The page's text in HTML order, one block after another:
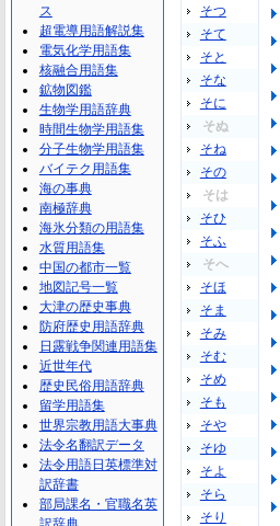
そつ
そて
そと
そな
そに
そぬ
そね
その
そは
そひ
そふ
そへ
そほ
そま
そみ
そむ
そめ
そも
そや
そゆ
そよ
そら
そり
ス
超電導用語解説集
電気化学用語集
核融合用語集
鉱物図鑑
生物学用語辞典
時間生物学用語集
分子生物学用語集
バイテク用語集
海の事典
南極辞典
海氷分類の用語集
水質用語集
中国の都市一覧
地図記号一覧
大津の歴史事典
防府歴史用語辞典
日露戦争関連用語集
近世年代
歴史民俗用語辞典
留学用語集
世界宗教用語大事典
法令名翻訳データ
法令用語日英標準対
訳辞書
部局課名・官職名英